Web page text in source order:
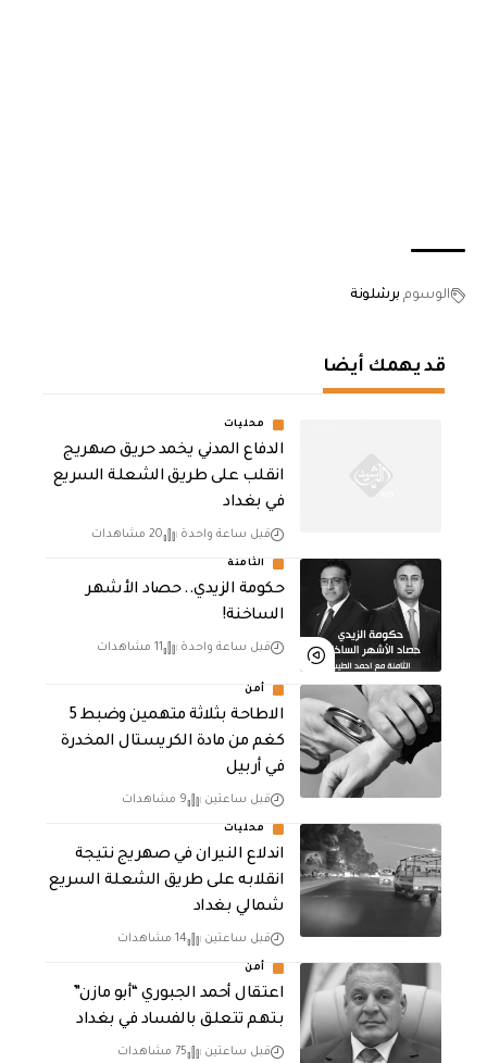
الوسوم برشلونة
قد يهمك أيضا
محليات
الدفاع المدني يخمد حريق صهريج
انقلب على طريق الشعلة السريع
في بغداد
قبل ساعة واحدة 20 مشاهدات
الثامنة
حكومة الزيدي.. حصاد الأشهر
الساخنة!
قبل ساعة واحدة 11 مشاهدات
أمن
الاطاحة بثلاثة متهمين وضبط 5
كغم من مادة الكريستال المخدرة ​
في أربيل
قبل ساعتين 9 مشاهدات
محليات
اندلاع النيران في صهريج نتيجة
انقلابه على طريق الشعلة السريع
شمالي بغداد
قبل ساعتين 14 مشاهدات
أمن
اعتقال أحمد الجبوري “أبو مازن”
بتهم تتعلق بالفساد في بغداد
قبل ساعتين 75 مشاهدات